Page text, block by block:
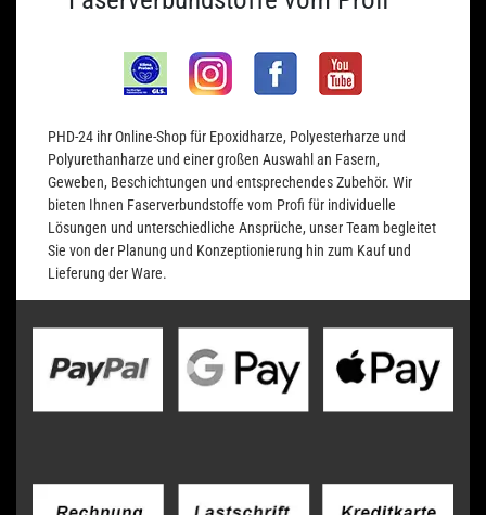
PHD-24 ihr Online-Shop für Epoxidharze, Polyesterharze und
Polyurethanharze und einer großen Auswahl an Fasern,
Geweben, Beschichtungen und entsprechendes Zubehör. Wir
bieten Ihnen Faserverbundstoffe vom Profi für individuelle
Lösungen und unterschiedliche Ansprüche, unser Team begleitet
Sie von der Planung und Konzeptionierung hin zum Kauf und
Lieferung der Ware.